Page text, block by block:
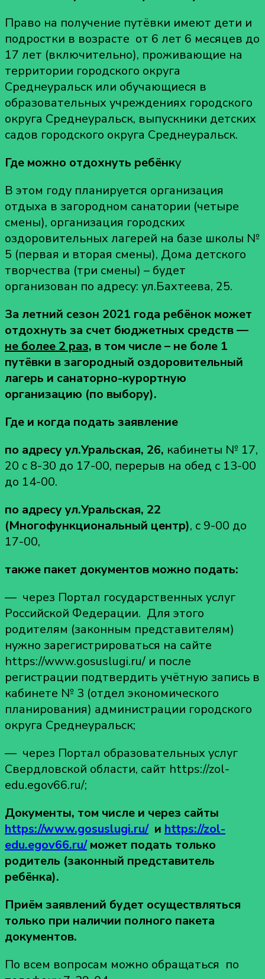
Право на получение путёвки имеют дети и
подростки в возрасте от 6 лет 6 месяцев до
17 лет (включительно), проживающие на
территории городского округа
Среднеуральск или обучающиеся в
образовательных учреждениях городского
округа Среднеуральск, выпускники детских
садов городского округа Среднеуральск.
Где можно отдохнуть ребёнку
В этом году планируется организация
отдыха в загородном санатории (четыре
смены), организация городских
оздоровительных лагерей на базе школы №
5 (первая и вторая смены), Дома детского
творчества (три смены) – будет
организован по адресу: ул.Бахтеева, 25.
За летний сезон 2021 года ребёнок может
отдохнуть за счет бюджетных средств —
не более 2 раз, в том числе – не боле 1
путёвки в загородный оздоровительный
лагерь и санаторно-курортную
организацию (по выбору).
Где и когда подать заявление
по адресу ул.Уральская, 26, кабинеты № 17,
20 с 8-30 до 17-00, перерыв на обед с 13-00
до 14-00.
по адресу ул.Уральская, 22
(Многофункциональный центр), с 9-00 до
17-00,
также пакет документов можно подать:
— через Портал государственных услуг
Российской Федерации. Для этого
родителям (законным представителям)
нужно зарегистрироваться на сайте
https://www.gosuslugi.ru/ и после
регистрации подтвердить учётную запись в
кабинете № 3 (отдел экономического
планирования) администрации городского
округа Среднеуральск;
— через Портал образовательных услуг
Свердловской области, сайт https://zol-
edu.egov66.ru/;
Документы, том числе и через сайты
https://www.gosuslugi.ru/и https://zol-
edu.egov66.ru/может подать только
родитель (законный представитель
ребёнка).
Приём заявлений будет осуществляться
только при наличии полного пакета
документов.
По всем вопросам можно обращаться по